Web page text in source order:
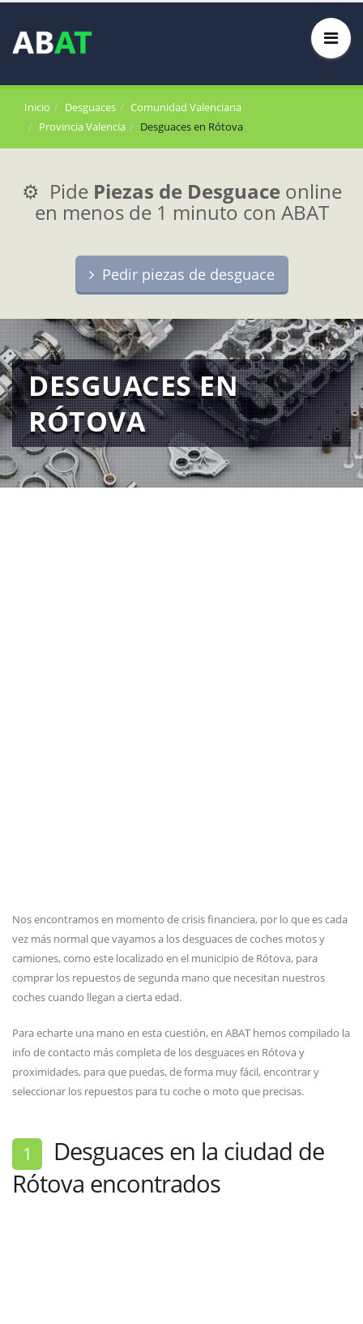
Inicio Desguaces
Comunidad Valenciana
Provincia Valencia
Desguaces en Rótova
⚙️ Pide Piezas de Desguace online
en menos de 1 minuto con ABAT
Pedir piezas de desguace
DESGUACES EN
RÓTOVA
Nos encontramos en momento de crisis financiera, por lo que es cada
vez más normal que vayamos a los desguaces de coches motos y
camiones, como este localizado en el municipio de Rótova, para
comprar los repuestos de segunda mano que necesitan nuestros
coches cuando llegan a cierta edad.
Para echarte una mano en esta cuestión, en ABAT hemos compilado la
info de contacto más completa de los desguaces en Rótova y
proximidades, para que puedas, de forma muy fácil, encontrar y
seleccionar los repuestos para tu coche o moto que precisas.
1 Desguaces en la ciudad de
Rótova encontrados